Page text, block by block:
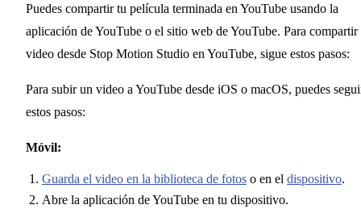
Puedes compartir tu película terminada en YouTube usando la
aplicación de YouTube o el sitio web de YouTube. Para compartir
video desde Stop Motion Studio en YouTube, sigue estos pasos:
Para subir un video a YouTube desde iOS o macOS, puedes
estos pasos:
Móvil:
Guarda el video en la biblioteca de fotos o en el dispositivo.
Abre la aplicación de YouTube en tu dispositivo.